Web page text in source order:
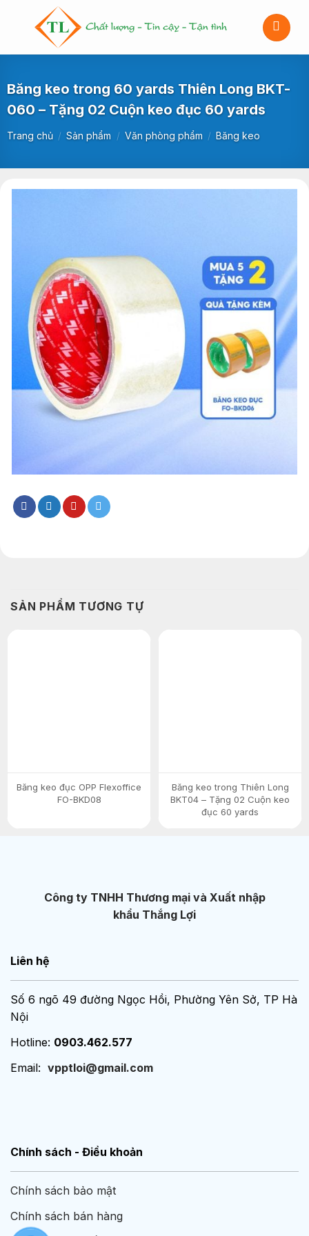
Băng keo trong 60 yards Thiên Long BKT-
060 – Tặng 02 Cuộn keo đục 60 yards
Trang chủ / Sản phẩm / Văn phòng phẩm / Băng keo
SẢN PHẨM TƯƠNG TỰ
Băng keo đục OPP Flexoffice
FO-BKD08
Băng keo trong Thiên Long
BKT04 – Tặng 02 Cuộn keo
đục 60 yards
Công ty TNHH Thương mại và Xuất nhập
khẩu Thắng Lợi
Liên hệ
Số 6 ngõ 49 đường Ngọc Hồi, Phường Yên Sở, TP Hà
Nội
Hotline: 0903.462.577
Email: vpptloi@gmail.com
Chính sách - Điều khoản
Chính sách bảo mật
Chính sách bán hàng